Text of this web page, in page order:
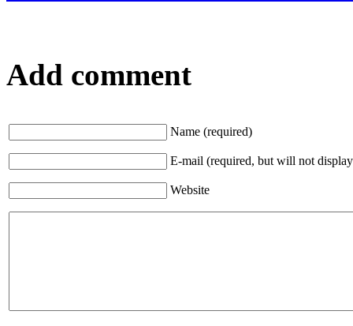
Add comment
Name (required)
E-mail (required, but will not
Website